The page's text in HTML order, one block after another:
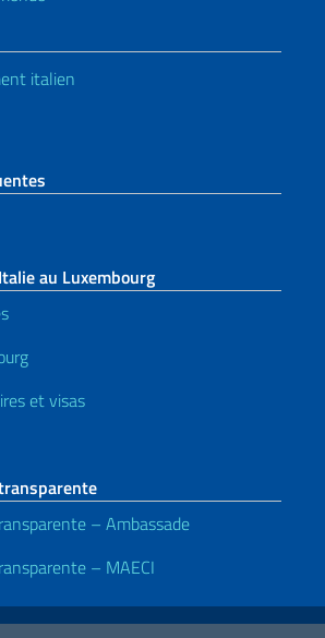
italien
au Luxembourg
et visas
– Ambassade
– MAECI